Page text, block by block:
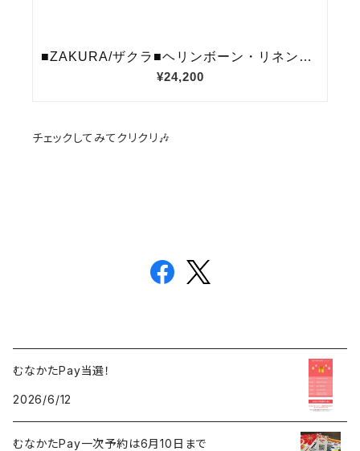
チェックしてみてクリクリ🎶
むなかたPay当選！
2026/6/12
むなかたPay一次予約は6月10日まで